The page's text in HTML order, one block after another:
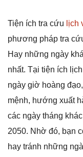
Tiện ích tra cứu lịch
phương pháp tra
Hay những ngày
nhất. Tại tiện ích
ngày giờ hoàng
mệnh, hướng xuất
các ngày tháng
2050. Nhờ đó, bạn
hay tránh những